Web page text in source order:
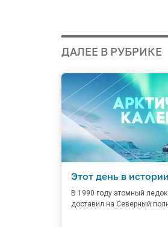
ДАЛЕЕ В РУБРИКЕ
Этот день в
В 1990 году атомный
доставил на Северный